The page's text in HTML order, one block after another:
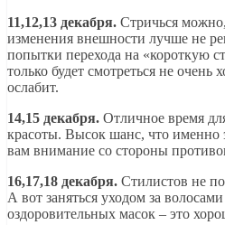
11,12,13 декабря. Стричься
изменения внешности лучше не
попытки перехода на «короткую
только будет смотреться не
ослабит.
14,15 декабря. Отличное время
красоты. Высок шанс, что именно
вам внимание со стороны
16,17,18 декабря. Стилистов не
А вот заняться уходом за
оздоровительных масок – это